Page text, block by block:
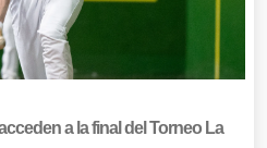
a la final del Torneo La